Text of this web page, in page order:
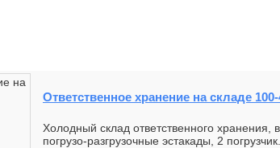
Ответственное хранение на складе
Холодный склад ответственного хранения,
погрузо-разгрузочные эстакады, 2 погрузчик...